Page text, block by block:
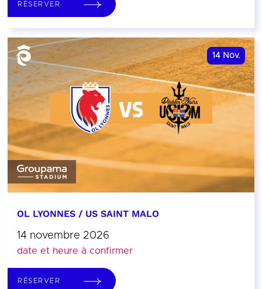
RÉSERVER
14 Nov.
OL LYONNES / US SAINT MALO
14 novembre 2026
date et heure à confirmer
RÉSERVER